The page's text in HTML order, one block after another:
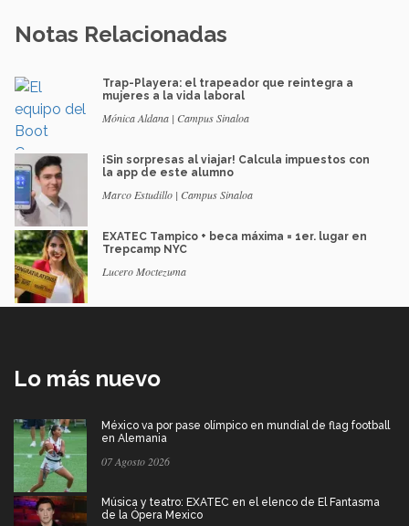
Notas Relacionadas
Trap-Playera: el trapeador que reintegra a
mujeres a la vida laboral
Mónica Aldana | Campus Sinaloa
¡Sin sorpresas al viajar! Calcula impuestos con
la app de este alumno
Marco Estudillo | Campus Sinaloa
EXATEC Tampico + beca máxima = 1er. lugar en
Trepcamp NYC
Lucero Moctezuma
Lo más nuevo
México va por pase olímpico en mundial de flag football
en Alemania
07 Agosto 2026
Música y teatro: EXATEC en el elenco de El Fantasma
de la Ópera Mexico